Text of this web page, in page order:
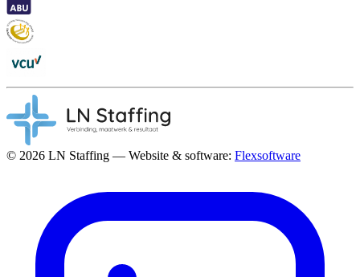
© 2026 LN Staffing — Website & software: Flexsoftware